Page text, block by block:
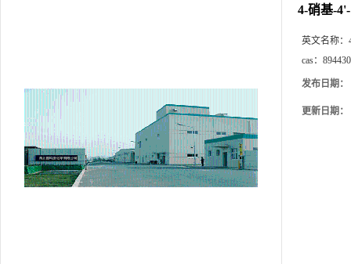
4-硝基-
英文名称：
cas：
发布日期：
更新日期：